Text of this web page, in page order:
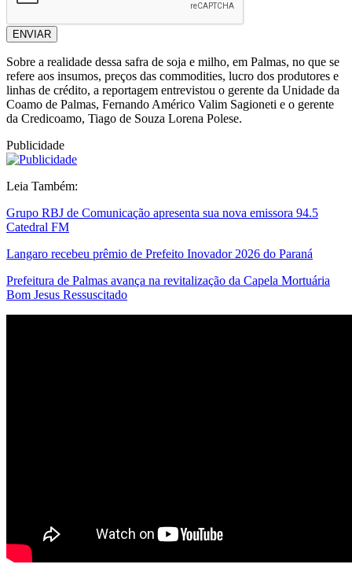
ENVIAR
Sobre a realidade dessa safra de soja e milho, em Palmas, no que se
refere aos insumos, preços das commodities, lucro dos produtores e
linhas de crédito, a reportagem entrevistou o gerente da Unidade da
Coamo de Palmas, Fernando Américo Valim Sagioneti e o gerente
da Credicoamo, Tiago de Souza Lorena Polese.
Publicidade
Leia Também:
Grupo RBJ de Comunicação apresenta sua nova emissora 94.5
Catedral FM
Langaro recebeu prêmio de Prefeito Inovador 2026 do Paraná
Prefeitura de Palmas avança na revitalização da Capela Mortuária
Bom Jesus Ressuscitado